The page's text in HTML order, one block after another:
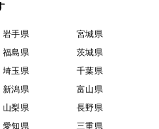
岩手県
宮城県
福島県
茨城県
埼玉県
千葉県
新潟県
富山県
山梨県
長野県
愛知県
三重県